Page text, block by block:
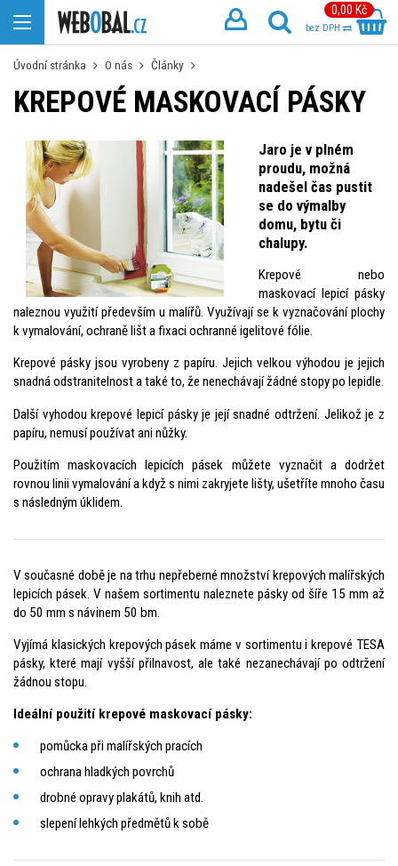
0,00 Kč
bez DPH
Úvodní stránka O nás Články
KREPOVÉ MASKOVACÍ PÁSKY
Jaro je v plném
proudu, možná
nadešel čas pustit
se do výmalby
domu, bytu či
chalupy.
Krepové nebo
maskovací lepicí pásky
naleznou využití především u malířů. Využívají se k vyznačování plochy
k vymalování, ochraně lišt a fixaci ochranné igelitové fólie.
Krepové pásky jsou vyrobeny z papíru. Jejich velkou výhodou je jejich
snadná odstranitelnost a také to, že nenechávají žádné stopy po lepidle.
Další vyhodou krepové lepicí pásky je její snadné odtržení. Jelikož je z
papíru, nemusí používat ani nůžky.
Použitím maskovacích lepicích pásek můžete vyznačit a dodržet
rovnou linii vymalování a když s nimi zakryjete lišty, ušetříte mnoho času
s následným úklidem.
V současné době je na trhu nepřeberné množství krepových malířských
lepicích pásek. V našem sortimentu naleznete pásky od šíře 15 mm až
do 50 mm s návinem 50 bm.
Vyjímá klasických krepových pásek máme v sortimentu i krepové TESA
pásky, které mají vyšší přilnavost, ale také nezanechávají po odtržení
žádnou stopu.
Ideální použití krepové maskovací pásky:
pomůcka při malířských pracích
ochrana hladkých povrchů
drobné opravy plakátů, knih atd.
slepení lehkých předmětů k sobě